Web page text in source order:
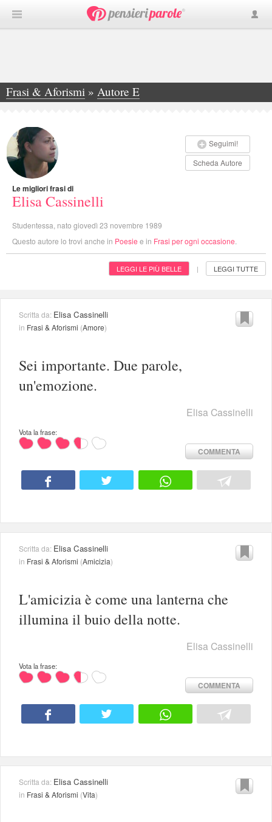
Frasi & Aforismi » Autore E
»Elisa Cassinelli
Seguimi!
Scheda Autore
Le migliori frasi di
Elisa Cassinelli
Studentessa, nato giovedì 23 novembre 1989
Questo autore lo trovi anche in Poesie e in Frasi per ogni occasione
LEGGI LE PIÙ BELLE | LEGGI TUTTE
Scritta da: Elisa Cassinelli
in Frasi & Aforismi (Amore)
Sei importante. Due parole,
un'emozione.
Elisa Cassinelli
Vota la frase:
COMMENTA
Scritta da: Elisa Cassinelli
in Frasi & Aforismi (Amicizia)
L'amicizia è come una lanterna che
illumina il buio della notte.
Elisa Cassinelli
Vota la frase:
COMMENTA
Scritta da: Elisa Cassinelli
in Frasi & Aforismi (Vita)